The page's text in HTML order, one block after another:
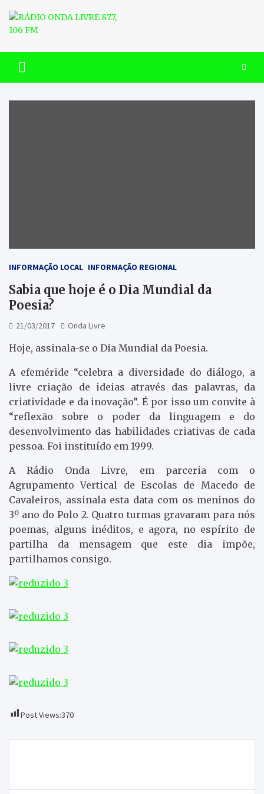
content
RÁDIO ONDA LIVRE 87.7, 106
FM
INFORMAÇÃO LOCAL INFORMAÇÃO REGIONAL
Sabia que hoje é o Dia Mundial da
Poesia?
21/03/2017 Onda Livre
Hoje, assinala-se o Dia Mundial da Poesia.
A efeméride “celebra a diversidade do diálogo, a
livre criação de ideias através das palavras, da
criatividade e da inovação”. É por isso um convite à
“reflexão sobre o poder da linguagem e do
desenvolvimento das habilidades criativas de cada
pessoa. Foi instituído em 1999.
A Rádio Onda Livre, em parceria com o
Agrupamento Vertical de Escolas de Macedo de
Cavaleiros, assinala esta data com os meninos do
3º ano do Polo 2. Quatro turmas gravaram para nós
poemas, alguns inéditos, e agora, no espírito de
partilha da mensagem que este dia impõe,
partilhamos consigo.
Post Views:370
artigos